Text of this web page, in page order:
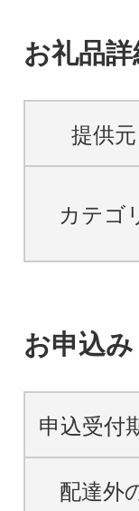
お礼品詳
提供元
カテゴ
お申込
申込受付
配達外